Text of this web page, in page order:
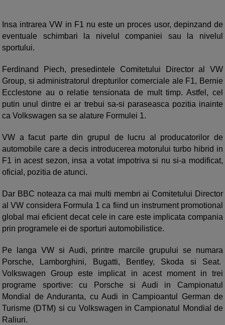
Insa intrarea VW in F1 nu este un proces usor, depinzand de
eventuale schimbari la nivelul companiei sau la nivelul
sportului.
Ferdinand Piech, presedintele Comitetului Director al VW
Group, si administratorul drepturilor comerciale ale F1, Bernie
Ecclestone au o relatie tensionata de mult timp. Astfel, cel
putin unul dintre ei ar trebui sa-si paraseasca pozitia inainte
ca Volkswagen sa se alature Formulei 1.
VW a facut parte din grupul de lucru al producatorilor de
automobile care a decis introducerea motorului turbo hibrid in
F1 in acest sezon, insa a votat impotriva si nu si-a modificat,
oficial, pozitia de atunci.
Dar BBC noteaza ca mai multi membri ai Comitetului Director
al VW considera Formula 1 ca fiind un instrument promotional
global mai eficient decat cele in care este implicata compania
prin programele ei de sporturi automobilistice.
Pe langa VW si Audi, printre marcile grupului se numara
Porsche, Lamborghini, Bugatti, Bentley, Skoda si Seat.
Volkswagen Group este implicat in acest moment in trei
programe sportive: cu Porsche si Audi in Campionatul
Mondial de Anduranta, cu Audi in Campioantul German de
Turisme (DTM) si cu Volkswagen in Campionatul Mondial de
Raliuri.